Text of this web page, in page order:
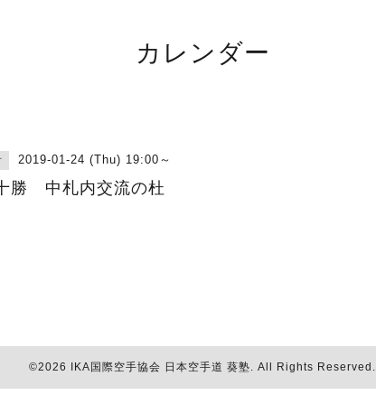
カレンダー
2019-01-24 (Thu) 19:00～
勝 中札内交流の杜
©2026 IKA国際空手協会 日本空手道 葵塾. All Rights Reserved.